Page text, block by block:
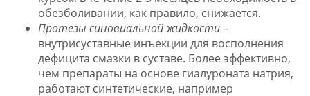
обезболивании, как правило, снижается.
Протезы синовиальной жидкости–
внутрисуставные инъекции для восполнения
дефицита смазки в суставе. Более эффективно,
чем препараты на основе гиалуроната натрия,
работают синтетические, например